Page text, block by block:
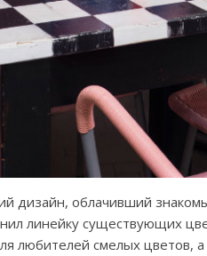
дизайн, облачивший
линейку существующих
любителей смелых цветов, а